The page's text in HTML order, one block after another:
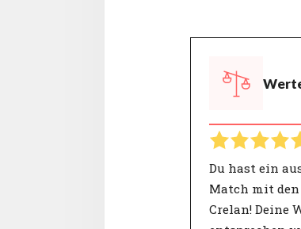
Du hast ein
Match mit
Crelan! Deine